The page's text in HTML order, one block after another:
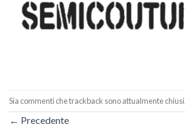
Sia commenti che trackback sono attualmente chiusi.
← Precedente